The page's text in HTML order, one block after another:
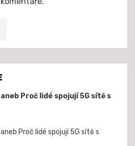
Proč lidé spojují 5G sítě s